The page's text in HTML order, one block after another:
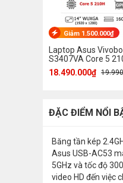
Giảm 1.500.000₫
Laptop Asus
S3407VA Core 5
512GB, WUXGA
18.490.000₫
ĐẶC ĐIỂM NỔI
Băng tần kép
Asus USB-AC53
5GHz và tốc độ
video HD đến việc